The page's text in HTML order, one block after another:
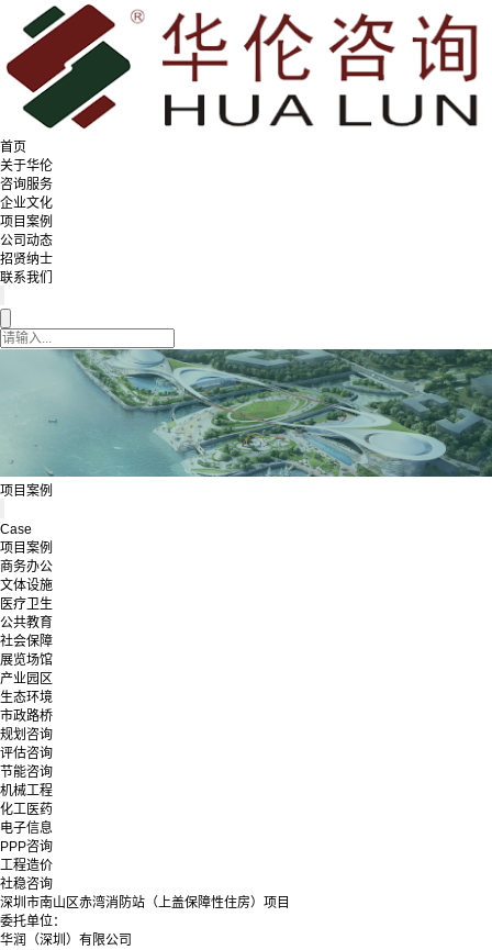
首页
关于华伦
咨询服务
企业文化
项目案例
公司动态
招贤纳士
联系我们
项目案例
Case
项目案例
商务办公
文体设施
医疗卫生
公共教育
社会保障
展览场馆
产业园区
生态环境
市政路桥
规划咨询
评估咨询
节能咨询
机械工程
化工医药
电子信息
PPP咨询
工程造价
社稳咨询
深圳市南山区赤湾消防站（上盖保障性住房）项目
委托单位：
华润（深圳）有限公司